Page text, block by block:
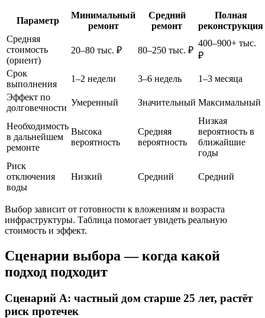
Параметр
Минимальный
ремонт
Средний
ремонт
Полная
реконструкция
Средняя
стоимость
(ориент)
20–80 тыс. ₽ 80–250 тыс. ₽
400–900+ тыс.
₽
Срок
выполнения
1–2 недели 3–6 недель
1–3 месяца
Эффект по
долговечности
Умеренный Значительный Максимальный
Необходимость
в дальнейшем
ремонте
Высока
вероятность
Средняя
вероятность
Низкая
вероятность в
ближайшие
годы
Риск
отключения
воды
Низкий Средний Средний
Выбор зависит от готовности к вложениям и возраста
инфраструктуры. Таблица помогает увидеть реальную
стоимость и эффект.
Сценарии выбора — когда какой
подход подходит
Сценарий А: частный дом старше 25 лет, растёт
риск протечек